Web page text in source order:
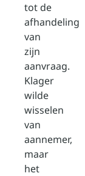
tot de
afhandeling
van
zijn
aanvraag.
Klager
wilde
wisselen
van
aannemer,
maar
het